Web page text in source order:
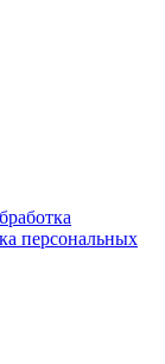
персональных